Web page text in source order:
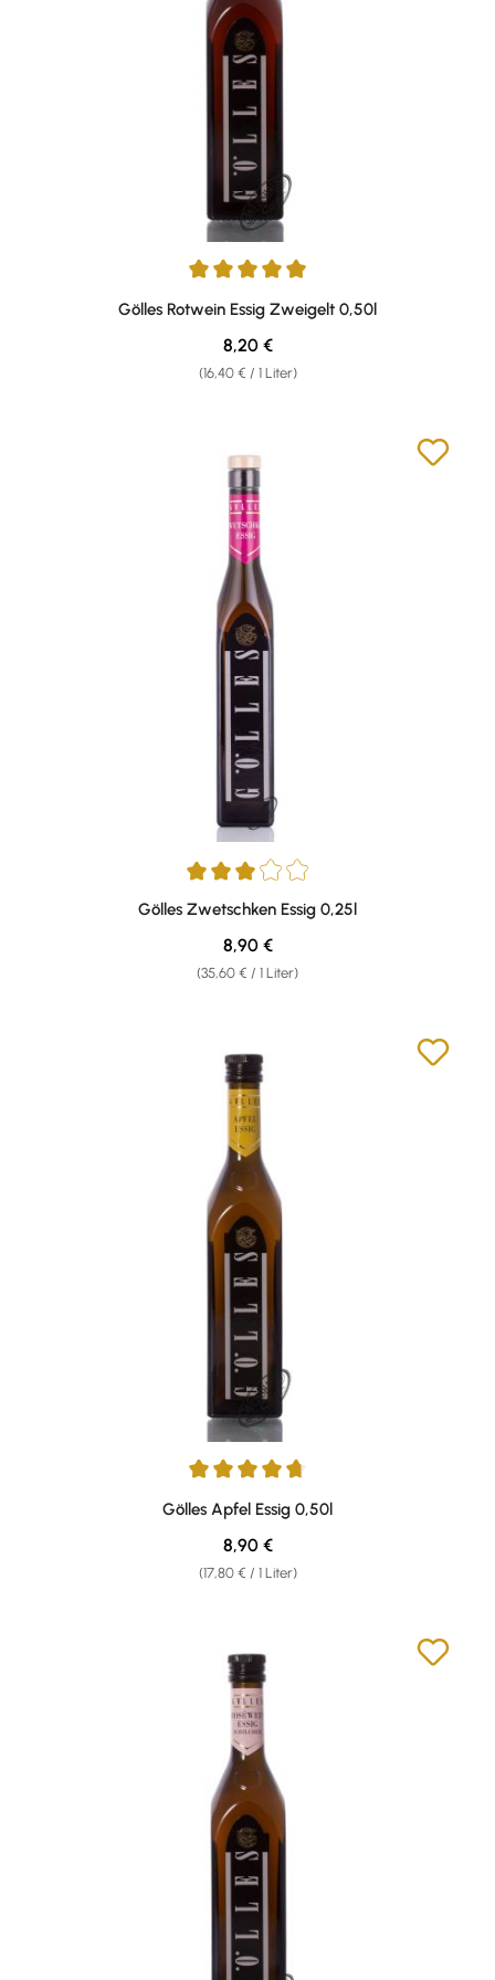
Durchschnittliche Bewertung von 4.88 von 5 Sternen
Gölles Rotwein Essig Zweigelt 0,50l
(16,40 € / 1 Liter)
Regulärer Preis:
8,20 €
Durchschnittliche Bewertung von 3 von 5 Sternen
Gölles Zwetschken Essig 0,25l
(35,60 € / 1 Liter)
Regulärer Preis:
8,90 €
Durchschnittliche Bewertung von 4.76 von 5 Sternen
Gölles Apfel Essig 0,50l
(17,80 € / 1 Liter)
Regulärer Preis:
8,90 €